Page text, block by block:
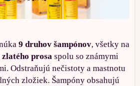
9 druhov šampónov, všetky na
zlatého prosa spolu so známymi
Odstraňujú nečistoty a mastnotu
zložiek. Šampóny obsahujú